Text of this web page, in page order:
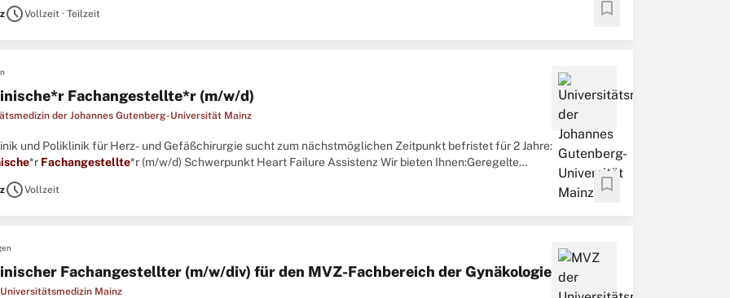
scheduleVollzeit · Teilzeit bookmark
Fachangestellte*r (m/w/d)
der Johannes Gutenberg-Universität Mainz
und Poliklinik für Herz- und Gefäßchirurgie sucht zum nächstmöglichen Zeitpunkt befristet für 2 Jahre:
*r Fachangestellte*r (m/w/d) Schwerpunkt Heart Failure Assistenz Wir bieten Ihnen:Geregelte
scheduleVollzeit bookmark
Fachangestellter (m/w/div) für den MVZ-Fachbereich der Gynäkologie
Mainz